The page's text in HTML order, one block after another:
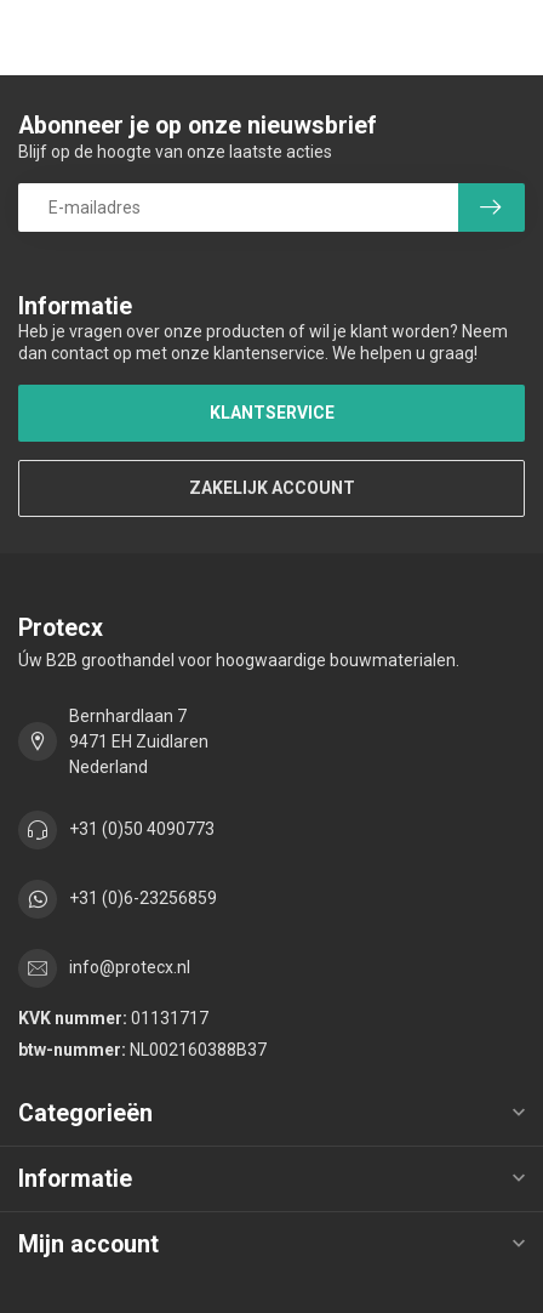
Informatie
Heb je vragen over onze producten of wil je klant worden? Neem
dan contact op met onze klantenservice. We helpen u graag!
KLANTSERVICE
ZAKELIJK ACCOUNT
Abonneer je op onze nieuwsbrief
Blijf op de hoogte van onze laatste acties
Protecx
Úw B2B groothandel voor hoogwaardige bouwmaterialen.
Bernhardlaan 7
9471 EH Zuidlaren
Nederland
+31 (0)50 4090773
+31 (0)6-23256859
info@protecx.nl
KVK nummer: 01131717
btw-nummer: NL002160388B37
Categorieën
Informatie
Mijn account